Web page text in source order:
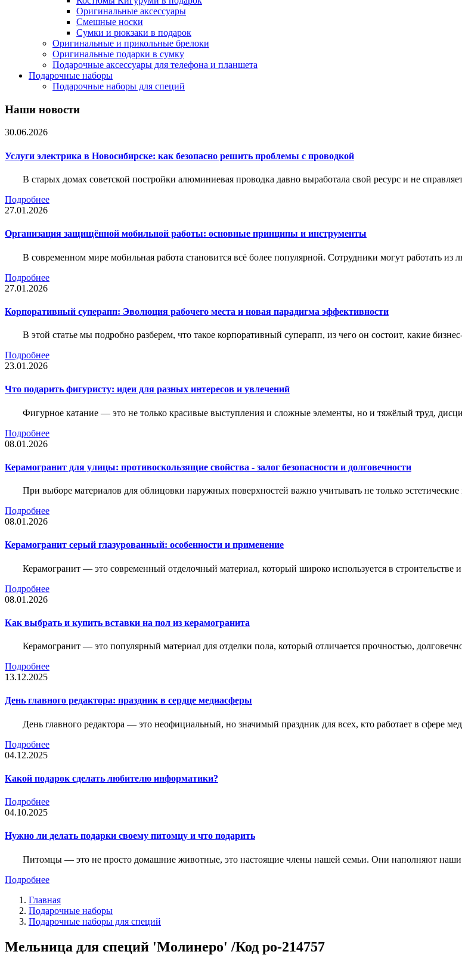
Оригинальные аксессуары
Смешные носки
Сумки и рюкзаки в подарок
Оригинальные и прикольные брелоки
Оригинальные подарки в сумку
Подарочные аксессуары для телефона и планшета
Подарочные наборы
Подарочные наборы для специй
Наши новости
30.06.2026
Услуги электрика в Новосибирске: как безопасно решить проблемы с проводкой
В старых домах советской постройки алюминиевая проводка давно выработала свой ресурс и не
Подробнее
27.01.2026
Организация защищённой мобильной работы: основные принципы и инструменты
В современном мире мобильная работа становится всё более популярной. Сотрудники могут работать
Подробнее
27.01.2026
Корпоративный суперапп: Эволюция рабочего места и новая парадигма эффективности
В этой статье мы подробно разберем, что такое корпоративный суперапп, из чего он состоит, какие
Подробнее
23.01.2026
Что подарить фигуристу: идеи для разных интересов и увлечений
Фигурное катание — это не только красивые выступления и сложные элементы, но и тяжёлый труд,
Подробнее
08.01.2026
Керамогранит для улицы: противоскользящие свойства - залог безопасности и долговечности
При выборе материалов для облицовки наружных поверхностей важно учитывать не только
Подробнее
08.01.2026
Керамогранит серый глазурованный: особенности и применение
Керамогранит — это современный отделочный материал, который широко используется в строительстве
Подробнее
08.01.2026
Как выбрать и купить вставки на пол из керамогранита
Керамогранит — это популярный материал для отделки пола, который отличается прочностью,
Подробнее
13.12.2025
День главного редактора: праздник в сердце медиасферы
День главного редактора — это неофициальный, но значимый праздник для всех, кто работает в сфере
Подробнее
04.12.2025
Какой подарок сделать любителю информатики?
Подробнее
04.10.2025
Нужно ли делать подарки своему питомцу и что подарить
Питомцы — это не просто домашние животные, это настоящие члены нашей семьи. Они наполняют
Подробнее
Главная
Подарочные наборы
Подарочные наборы для специй
Мельница для специй 'Молинеро' /Код po-214757